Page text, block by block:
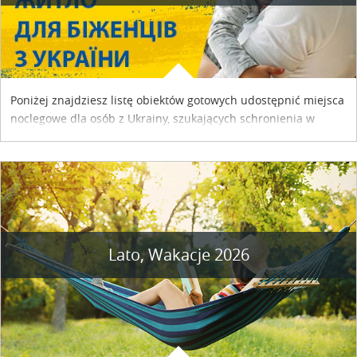
Poniżej znajdziesz listę obiektów gotowych udostępnić miejsca
noclegowe dla osób z Ukrainy, szukających schronienia w
Lato, Wakacje 2026